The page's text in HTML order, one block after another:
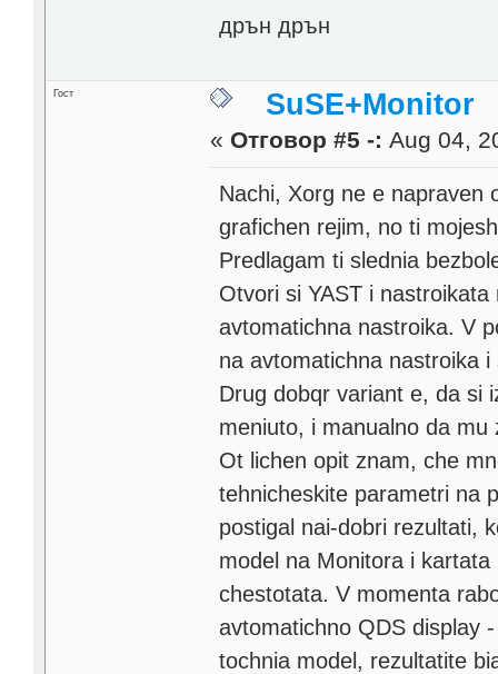
дрън дрън
Гост SuSE+Monitor
« Отговор #5 -: Aug 04,
Nachi, Xorg ne e napraven
grafichen rejim, no ti
Predlagam ti slednia
Otvori si YAST i
avtomatichna nastroika. V
na avtomatichna nastroika
Drug dobqr variant e, da si
meniuto, i manualno da mu
Ot lichen opit znam, che
tehnicheskite parametri na
postigal nai-dobri rezultati,
model na Monitora i
chestotata. V momenta
avtomatichno QDS display
tochnia model, rezultatite